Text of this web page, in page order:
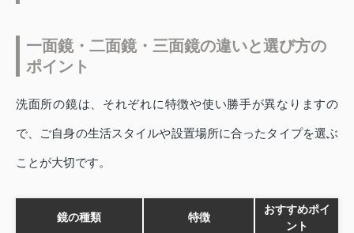
一面鏡・二面鏡・三面鏡の違いと選び方の
ポイント
洗面所の鏡は、それぞれに特徴や使い勝手が異なりますの
で、ご自身の生活スタイルや設置場所に合ったタイプを選ぶ
ことが大切です。
鏡の種類 特徴
おすすめポイ
ント